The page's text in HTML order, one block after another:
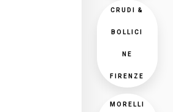
CRUDI &
BOLLICI
NE
FIRENZE
MORELLI